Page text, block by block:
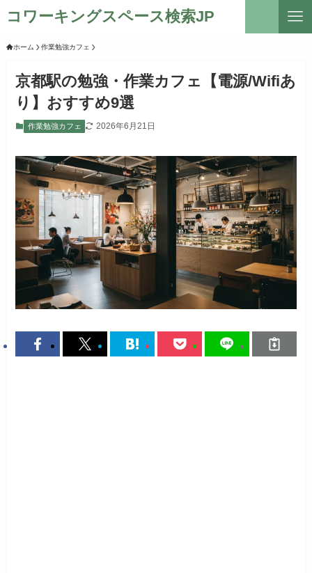
コワーキングスペース検索JP
ホーム 作業勉強カフェ
京都駅の勉強・作業カフェ【電源/Wifiあ
り】おすすめ9選
作業勉強カフェ 2026年6月21日